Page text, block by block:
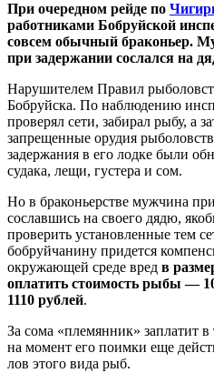
При очередном рейде по
работниками Бобруйской
совсем обычный браконьер.
при задержании сослался на
Нарушителем Правил
Бобруйска. По наблюдению
проверял сети, забирал рыбу, а
запрещенные орудия
задержания в его лодке были
судака, лещи, густера и сом.
Но в браконьерстве мужчина
сославшись на своего дядю,
проверить установленные тем
бобруйчанину придется
окружающей среде вред в
оплатить стоимость рыбы —
1110 рублей.
За сома «племянник» заплатит в
на момент его поимки еще
лов этого вида рыб.